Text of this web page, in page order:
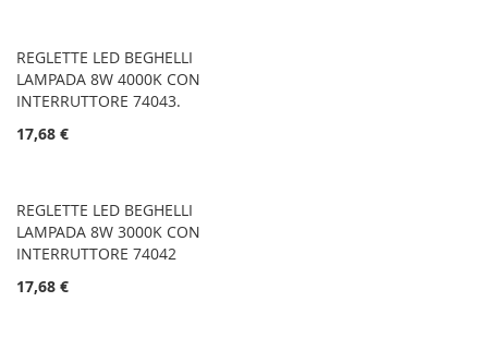
REGLETTE LED BEGHELLI
LAMPADA 8W 4000K CON
INTERRUTTORE 74043.
17,68 €
REGLETTE LED BEGHELLI
LAMPADA 8W 3000K CON
INTERRUTTORE 74042
17,68 €